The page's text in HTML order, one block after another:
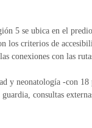
5 se ubica en el
los criterios de
conexiones con las
y neonatología -con 18
consultas